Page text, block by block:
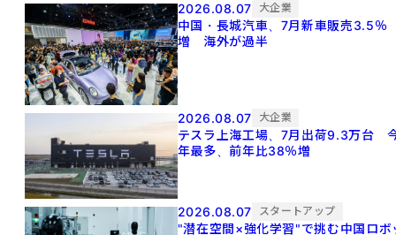
2026.08.07 大企業
中国・長城汽車、7月新車販売3.5％
増 海外が過半
2026.08.07 大企業
テスラ上海工場、7月出荷9.3万台
年最多、前年比38％増
2026.08.07 スタートアップ
"潜在空間×強化学習"で挑む中国ロボ